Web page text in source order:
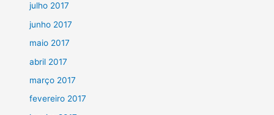
julho 2017
junho 2017
maio 2017
abril 2017
março 2017
fevereiro 2017